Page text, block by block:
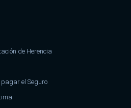
de Herencia
el Seguro